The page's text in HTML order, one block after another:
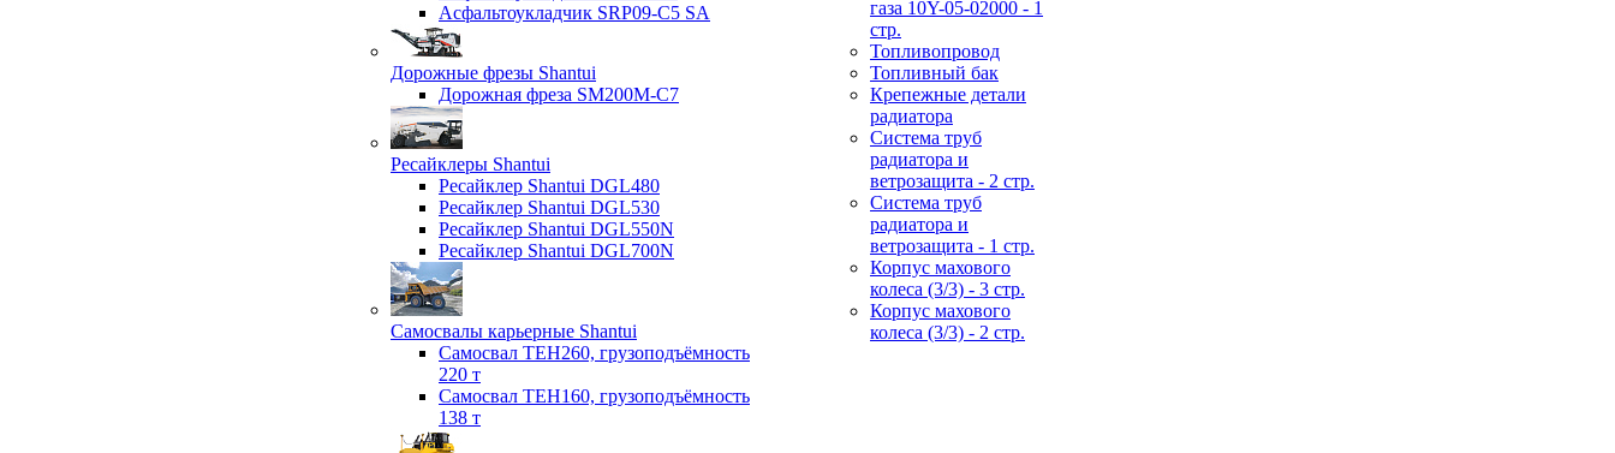
Асфальтоукладчик SRP09-C5 SA
Дорожные фрезы Shantui
Дорожная фреза SM200M-C7
Ресайклеры Shantui
Ресайклер Shantui DGL480
Ресайклер Shantui DGL530
Ресайклер Shantui DGL550N
Ресайклер Shantui DGL700N
Самосвалы карьерные Shantui
Самосвал TEH260, грузоподъёмность
220 т
Самосвал TEH160, грузоподъёмность
138 т
газа 10Y-05-02000 - 1
стр.
Топливопровод
Топливный бак
Крепежные детали
радиатора
Система труб
радиатора и
ветрозащита - 2 стр.
Система труб
радиатора и
ветрозащита - 1 стр.
Корпус махового
колеса (3/3) - 3 стр.
Корпус махового
колеса (3/3) - 2 стр.